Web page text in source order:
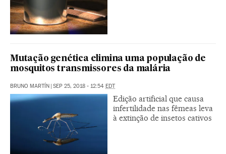
Mutação genética elimina uma população de
mosquitos transmissores da malária
BRUNO MARTÍN | SEP 25, 2018 - 12:54 EDT
Edição artificial que causa
infertilidade nas fêmeas leva
à extinção de insetos cativos